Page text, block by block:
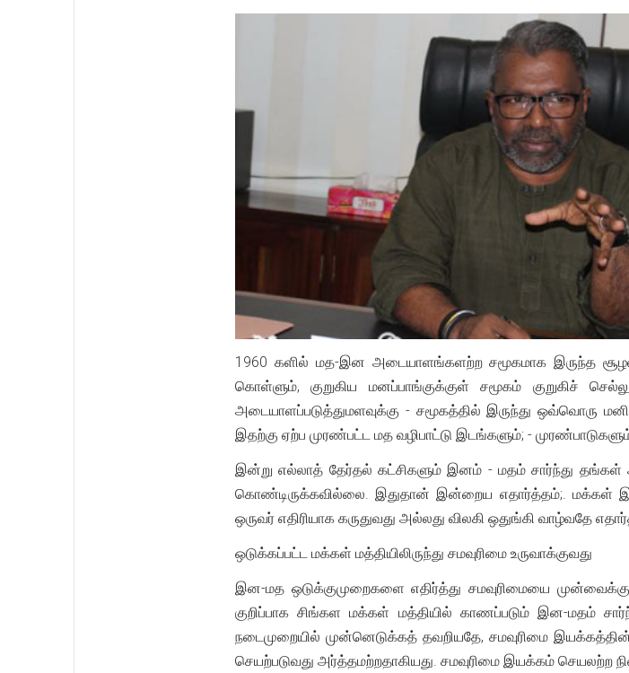
1960 களில் மத-இன அடையாளங்களற்ற சமூகமாக இருந்த
கொள்ளும், குறுகிய மனப்பாங்குக்குள் சமூகம்
அடையாளப்படுத்துமளவுக்கு - சமூகத்தில் இருந்து ஒவ்வொரு
இதற்கு ஏற்ப முரண்பட்ட மத வழிபாட்டு இடங்களும்; -
இன்று எல்லாத் தேர்தல் கட்சிகளும் இனம் - மதம் சார்ந்து
கொண்டிருக்கவில்லை. இதுதான் இன்றைய எதார்த்தம்;. மக்கள் இன-
ஒருவர் எதிரியாக கருதுவது அல்லது விலகி ஒதுங்கி வாழ்வதே
ஒடுக்கப்பட்ட மக்கள் மத்தியிலிருந்து சமவுரிமை உருவாக்குவது
இன-மத ஒடுக்குமுறைகளை எதிர்த்து சமவுரிமையை
குறிப்பாக சிங்கள மக்கள் மத்தியில் காணப்படும் இன-மதம்
நடைமுறையில் முன்னெடுக்கத் தவறியதே, சமவுரிமை
செயற்படுவது அர்த்தமற்றதாகியது. சமவுரிமை இயக்கம் செயலற்ற